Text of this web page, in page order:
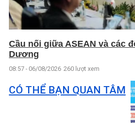
Cầu nối giữa ASEAN và các
Dương
08:57 - 06/08/2026 260 lượt xem
CÓ THỂ BẠN QUAN TÂM